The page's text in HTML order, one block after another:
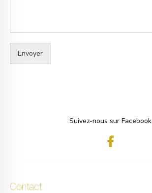
Envoyer
Suivez-nous sur Facebook
Contact